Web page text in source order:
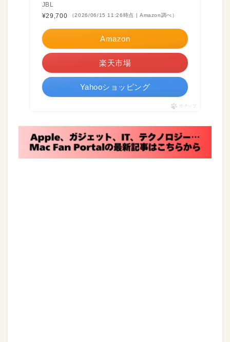
JBL
¥29,700
（2026/06/15 11:26時点 | Amazon調べ）
Amazon
楽天市場
Yahooショッピング
ポチップ